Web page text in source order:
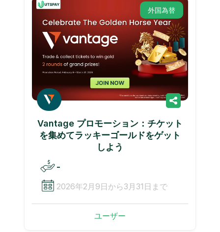
外国為替
Vantage プロモーション：チケット
を集めてラッキーゴールドをゲット
しよう
-
2026年2月9日から3月31日まで
ユーザー